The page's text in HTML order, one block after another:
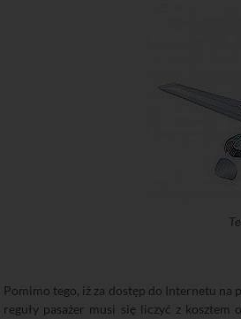
Pomimo tego, iż za dostęp do Internetu na
reguły pasażer musi się liczyć z kosztem